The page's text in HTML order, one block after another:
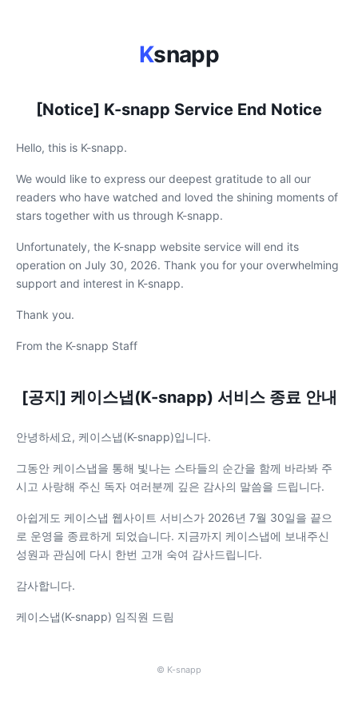
Ksnapp
[Notice] K-snapp Service End Notice
Hello, this is K-snapp.
We would like to express our deepest gratitude to all our
readers who have watched and loved the shining moments of
stars together with us through K-snapp.
Unfortunately, the K-snapp website service will end its
operation on July 30, 2026. Thank you for your overwhelming
support and interest in K-snapp.
Thank you.
From the K-snapp Staff
[공지] 케이스냅(K-snapp) 서비스 종료 안내
안녕하세요, 케이스냅(K-snapp)입니다.
그동안 케이스냅을 통해 빛나는 스타들의 순간을 함께 바라봐 주
시고 사랑해 주신 독자 여러분께 깊은 감사의 말씀을 드립니다.
아쉽게도 케이스냅 웹사이트 서비스가 2026년 7월 30일을 끝으
로 운영을 종료하게 되었습니다. 지금까지 케이스냅에 보내주신
성원과 관심에 다시 한번 고개 숙여 감사드립니다.
감사합니다.
케이스냅(K-snapp) 임직원 드림
© K-snapp